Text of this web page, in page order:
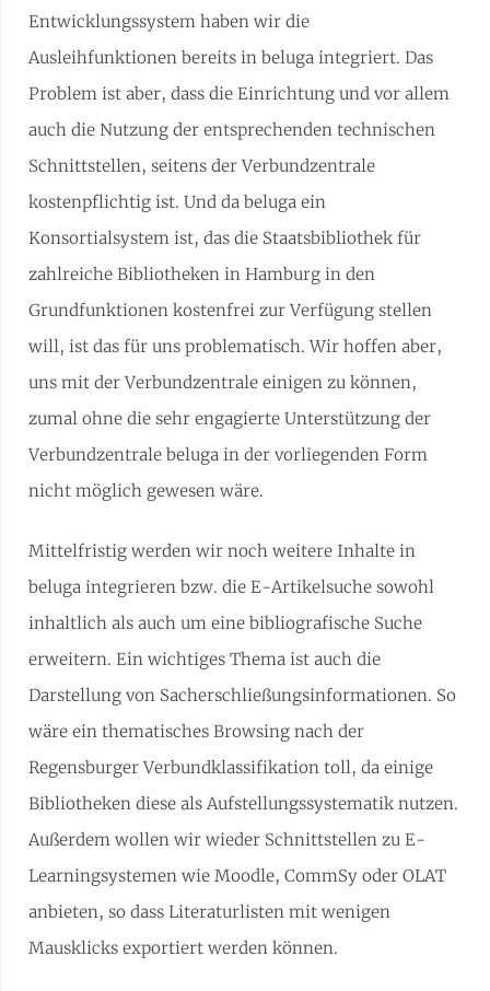
Entwicklungssystem haben wir die
Ausleihfunktionen bereits in beluga integriert. Das
Problem ist aber, dass die Einrichtung und vor allem
auch die Nutzung der entsprechenden technischen
Schnittstellen, seitens der Verbundzentrale
kostenpflichtig ist. Und da beluga ein
Konsortialsystem ist, das die Staatsbibliothek für
zahlreiche Bibliotheken in Hamburg in den
Grundfunktionen kostenfrei zur Verfügung stellen
will, ist das für uns problematisch. Wir hoffen aber,
uns mit der Verbundzentrale einigen zu können,
zumal ohne die sehr engagierte Unterstützung der
Verbundzentrale beluga in der vorliegenden Form
nicht möglich gewesen wäre.
Mittelfristig werden wir noch weitere Inhalte in
beluga integrieren bzw. die E-Artikelsuche sowohl
inhaltlich als auch um eine bibliografische Suche
erweitern. Ein wichtiges Thema ist auch die
Darstellung von Sacherschließungsinformationen. So
wäre ein thematisches Browsing nach der
Regensburger Verbundklassifikation toll, da einige
Bibliotheken diese als Aufstellungssystematik nutzen.
Außerdem wollen wir wieder Schnittstellen zu E-
Learningsystemen wie Moodle, CommSy oder OLAT
anbieten, so dass Literaturlisten mit wenigen
Mausklicks exportiert werden können.